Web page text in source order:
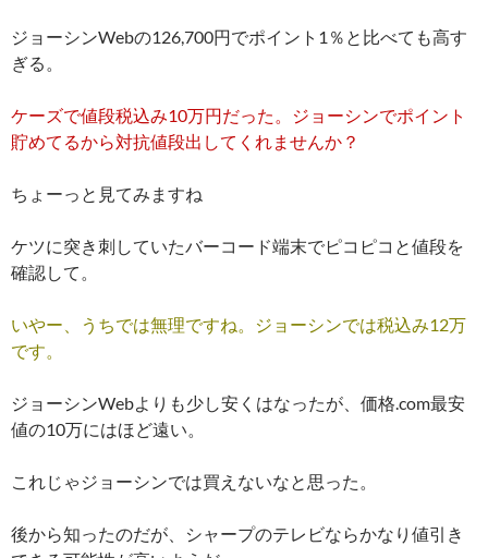
ジョーシンWebの126,700円でポイント1％と比べても高す
ぎる。
ケーズで値段税込み10万円だった。ジョーシンでポイント
貯めてるから対抗値段出してくれませんか？
ちょーっと見てみますね
ケツに突き刺していたバーコード端末でピコピコと値段を
確認して。
いやー、うちでは無理ですね。ジョーシンでは税込み12万
です。
ジョーシンWebよりも少し安くはなったが、価格.com最安
値の10万にはほど遠い。
これじゃジョーシンでは買えないなと思った。
後から知ったのだが、シャープのテレビならかなり値引き